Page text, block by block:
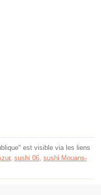
est visible via les liens
, sushi 06, sushi Mouans-